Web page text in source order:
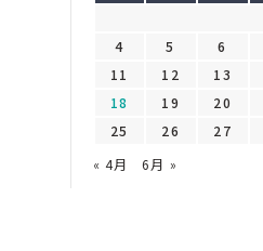
4
5 6
11
12 13
18
19 20
25
26 27
« 4月
6月 »